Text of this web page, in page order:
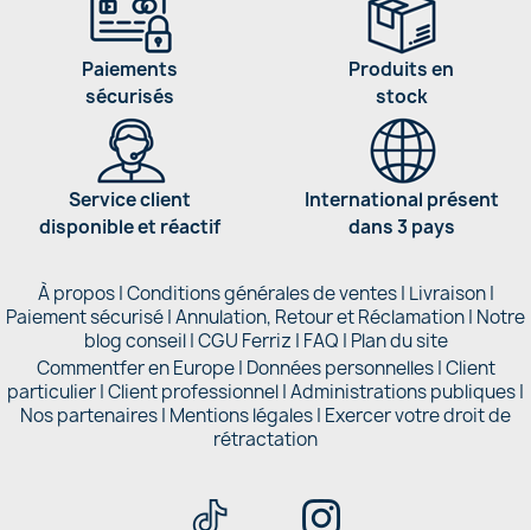
Paiements
sécurisés
Produits en
stock
Service client
disponible et réactif
International présent
dans 3 pays
À propos|Conditions générales de ventes| Livraison|
Paiement sécurisé|Annulation, Retour et Réclamation| Notre
blog conseil|CGU Ferriz | FAQ | Plan du site
Commentfer en Europe| Données personnelles|Client
particulier|Client professionnel|Administrations publiques|
Nos partenaires | Mentions légales| Exercer votre droit de
rétractation